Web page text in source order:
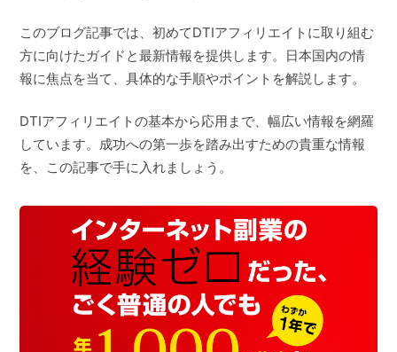
このブログ記事では、初めてDTIアフィリエイトに取り組む
方に向けたガイドと最新情報を提供します。日本国内の情
報に焦点を当て、具体的な手順やポイントを解説します。
DTIアフィリエイトの基本から応用まで、幅広い情報を網羅
しています。成功への第一歩を踏み出すための貴重な情報
を、この記事で手に入れましょう。